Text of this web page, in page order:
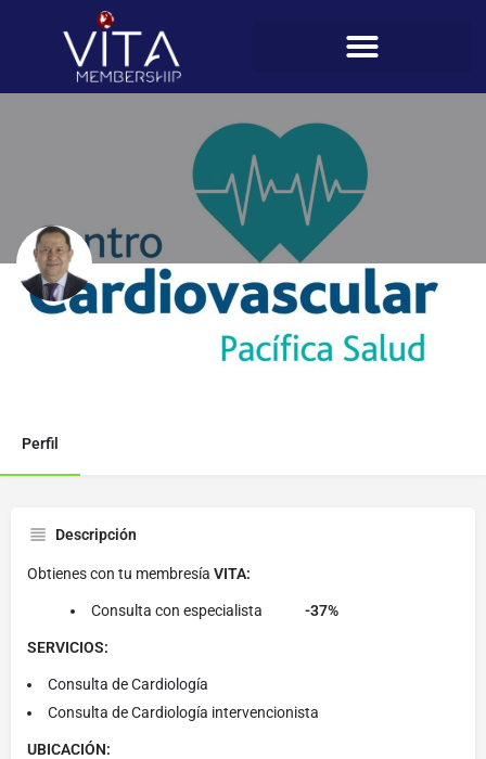
Temistocles Díaz
Perfil
Descripción
Obtienes con tu membresía VITA:
Consulta con especialista -37%
SERVICIOS:
Consulta de Cardiología
Consulta de Cardiología intervencionista
UBICACIÓN: